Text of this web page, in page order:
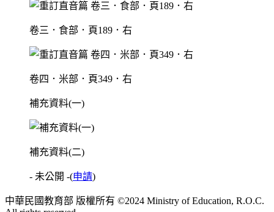
卷三．食部．頁189．右
卷四．米部．頁349．右
補充資料(一)
補充資料(二)
- 未公開 -(申請)
中華民國教育部 版權所有 ©2024 Ministry of Education, R.O.C.